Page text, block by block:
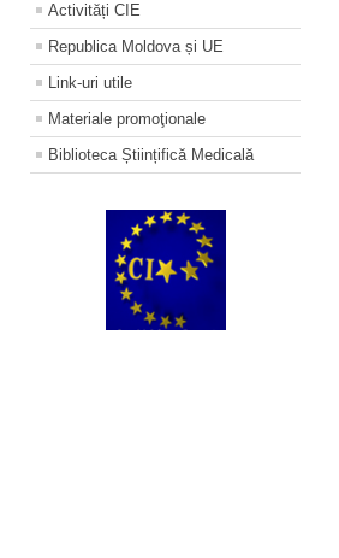
Activități CIE
Republica Moldova și UE
Link-uri utile
Materiale promoţionale
Biblioteca Științifică Medicală